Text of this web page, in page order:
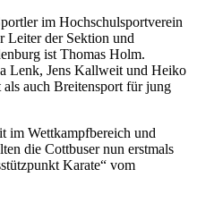
im Hochschulsportverein
Leiter der Sektion und
ist Thomas Holm.
Lenk, Jens Kallweit und Heiko
auch Breitensport für jung
im Wettkampfbereich und
die Cottbuser nun erstmals
Karate“ vom